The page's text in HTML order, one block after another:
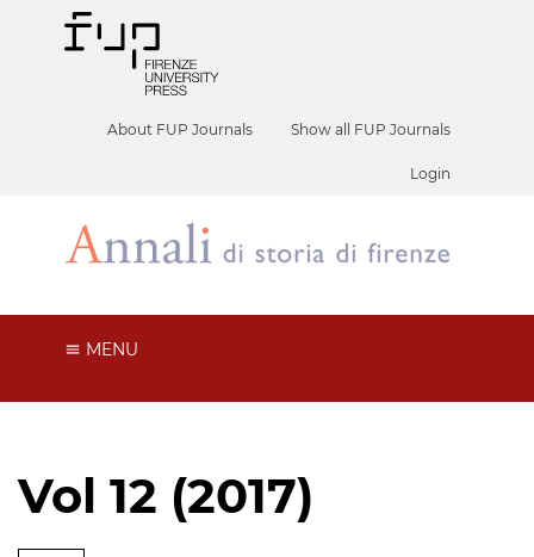
About FUP Journals Show all FUP Journals
Login
MENU
Vol 12 (2017)